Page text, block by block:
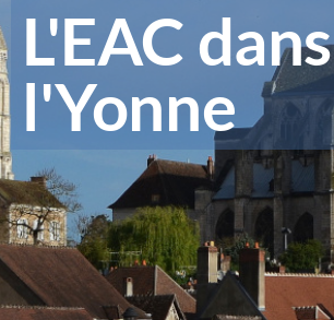
L'EAC dans
l'Yonne